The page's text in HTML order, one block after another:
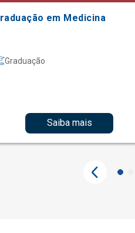
em Medicina
Graduação
Saiba mais